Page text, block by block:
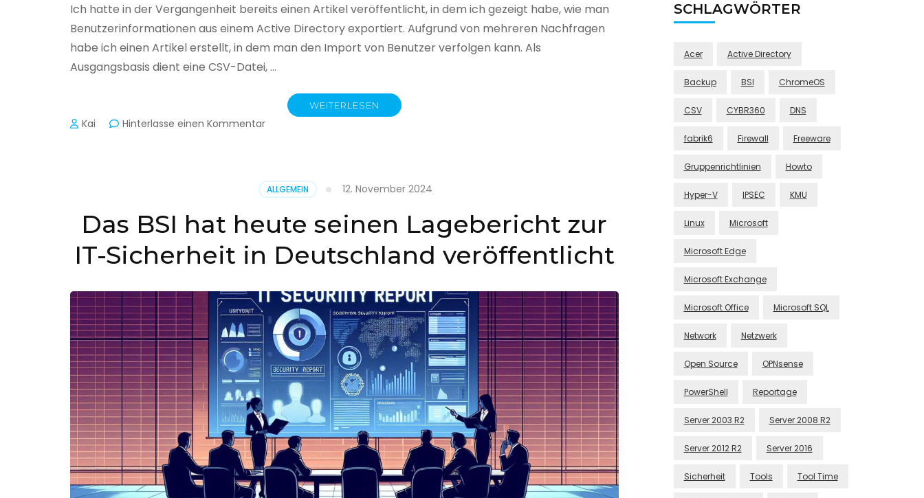
Ich hatte in der Vergangenheit bereits einen Artikel veröffentlicht, in dem ich gezeigt habe, wie man
Benutzerinformationen aus einem Active Directory exportiert. Aufgrund von mehreren Nachfragen
habe ich einen Artikel erstellt, in dem man den Import von Benutzer verfolgen kann. Als
Ausgangsbasis dient eine CSV-Datei, …
WEITERLESEN
Kai Hinterlasse einen Kommentarzu
Benutzer
aus
erstellen
ALLGEMEIN 12. November 2024
Das BSI hat heute seinen Lagebericht zur
IT-Sicherheit in Deutschland veröffentlicht
SCHLAGWÖRTER
Acer Active Directory
Backup BSI ChromeOS
CSV CYBR360 DNS
fabrik6 Firewall Freeware
Gruppenrichtlinien Howto
Hyper-V IPSEC KMU
Linux Microsoft
Microsoft Edge
Microsoft Exchange
Microsoft Office Microsoft SQL
Network Netzwerk
Open Source OPNsense
PowerShell Reportage
Server 2003 R2 Server 2008 R2
Server 2012 R2 Server 2016
Sicherheit Tools Tool Time